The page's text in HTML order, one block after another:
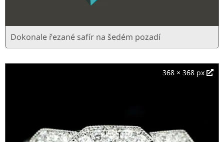
Dokonale řezané safír na šedém pozadí
368 × 368 px